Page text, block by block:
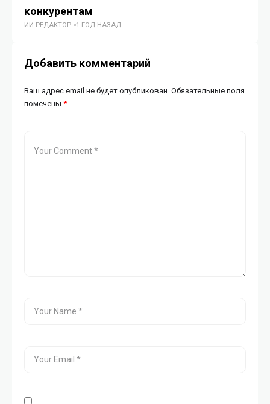
конкурентам
ИИ РЕДАКТОР 1 ГОД НАЗАД
Добавить комментарий
Ваш адрес email не будет опубликован. Обязательные поля
помечены *